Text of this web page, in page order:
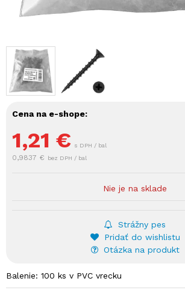
Cena na e-shope:
1,21 € s DPH / bal
0,9837 € bez DPH / bal
Nie je na sklade
Strážny pes
Pridať do wishlistu
Otázka na produkt
Balenie: 100 ks v PVC vrecku